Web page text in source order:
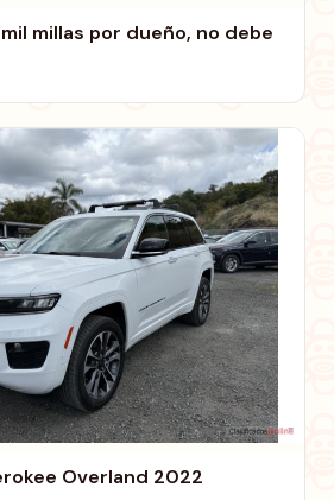
millas por dueño, no debe
Overland 2022